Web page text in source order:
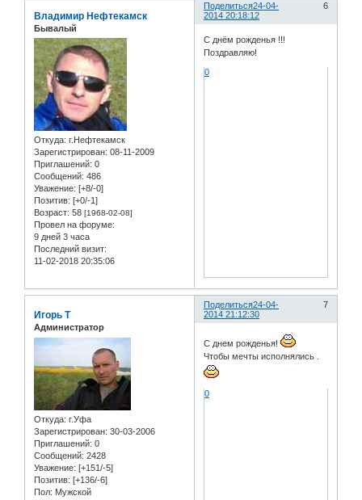
Поделиться 6
24-04-
2014 20:18:12
Владимир Нефтекамск
Бывалый
Откуда: г.Нефтекамск
Зарегистрирован: 08-11-2009
Приглашений: 0
Сообщений: 486
Уважение: [+8/-0]
Позитив: [+0/-1]
Возраст: 58 [1968-02-08]
Провел на форуме:
9 дней 3 часа
Последний визит:
11-02-2018 20:35:06
С днём рожденья !!!
Поздравляю!
0
Поделиться 7
24-04-
2014 21:12:30
Игорь Т
Администратор
Откуда: г.Уфа
Зарегистрирован: 30-03-2006
Приглашений: 0
Сообщений: 2428
Уважение: [+151/-5]
Позитив: [+136/-6]
Пол: Мужской
С днем рожденья!
Чтобы мечты исполнялись .
0